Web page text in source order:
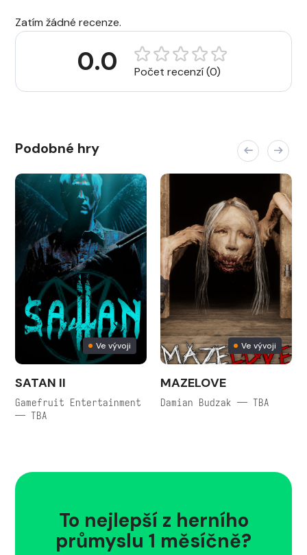
Zatím žádné recenze.
0.0 Počet recenzí (0)
Podobné hry
Ve vývoji
SATAN II
Gamefruit Entertainment
— TBA
Ve vývoji
MAZELOVE
Damian Budzak — TBA
To nejlepší z herního
průmyslu 1 měsíčně?